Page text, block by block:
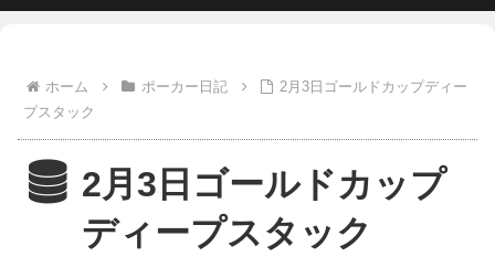
ホーム ポーカー日記
2月3日ゴールドカップディー
プスタック
2月3日ゴールドカップ
ディープスタック